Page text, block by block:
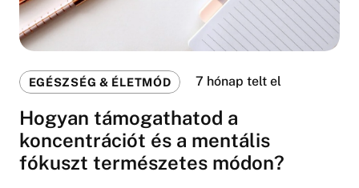
EGÉSZSÉG & ÉLETMÓD 7 hónap telt el
Hogyan támogathatod a
koncentrációt és a mentális
fókuszt természetes módon?